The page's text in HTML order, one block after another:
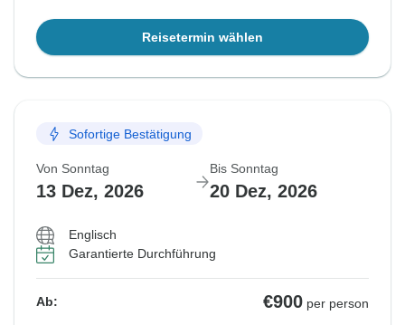
Reisetermin wählen
Sofortige Bestätigung
Von Sonntag
13 Dez, 2026
Bis Sonntag
20 Dez, 2026
Englisch
Garantierte Durchführung
Ab: €900 per person